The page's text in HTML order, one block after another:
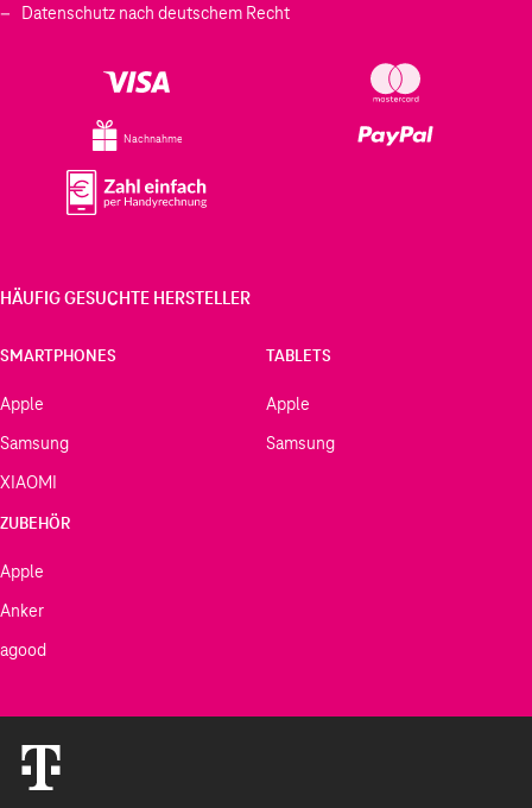
Datenschutz nach deutschem Recht
Nachnahme
HÄUFIG GESUCHTE HERSTELLER
SMARTPHONES
Apple
Samsung
XIAOMI
TABLETS
Apple
Samsung
ZUBEHÖR
Apple
Anker
agood